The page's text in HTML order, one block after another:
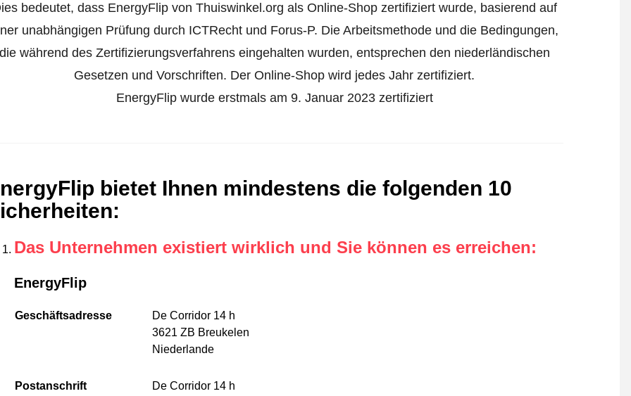
bedeutet, dass EnergyFlip von Thuiswinkel.org als Online-Shop zertifiziert wurde, basierend auf
unabhängigen Prüfung durch ICTRecht und Forus-P. Die Arbeitsmethode und die Bedingungen,
während des Zertifizierungsverfahrens eingehalten wurden, entsprechen den niederländischen
Gesetzen und Vorschriften. Der Online-Shop wird jedes Jahr zertifiziert.
EnergyFlip wurde erstmals am 9. Januar 2023 zertifiziert
bietet Ihnen mindestens die folgenden 10
:
Das Unternehmen existiert wirklich und Sie können es erreichen:
EnergyFlip
Geschäftsadresse
De Corridor 14 h
3621 ZB Breukelen
Niederlande
Postanschrift
De Corridor 14 h